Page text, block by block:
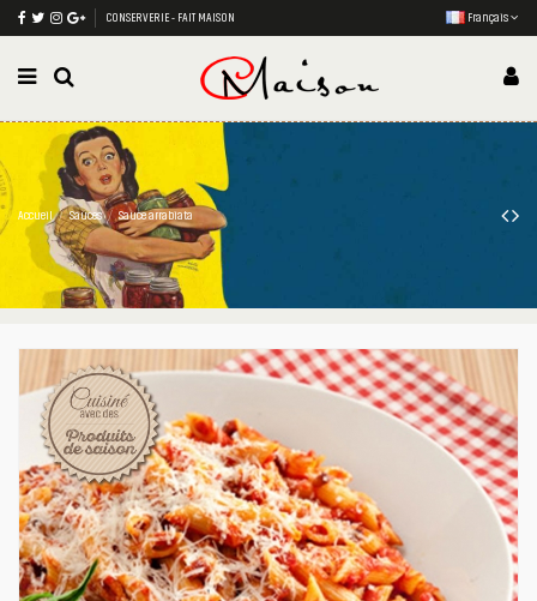
CONSERVERIE - FAIT MAISON Français
Accueil Sauces Sauce arrabiata